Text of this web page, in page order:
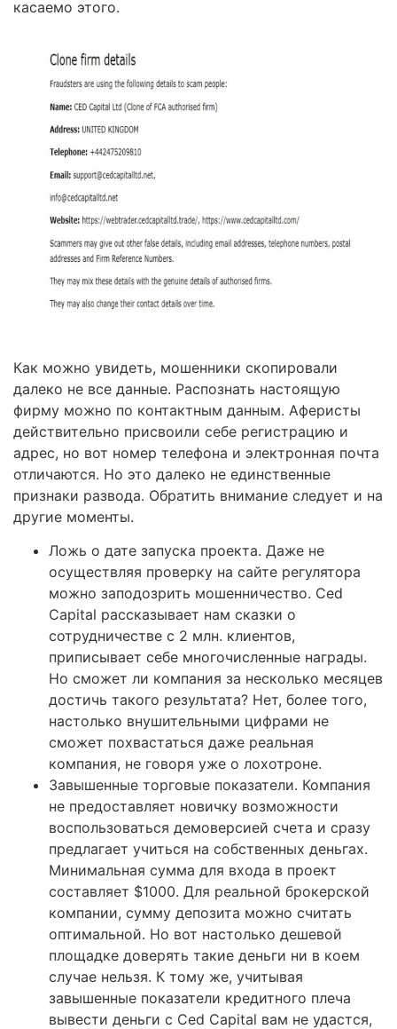
касаемо этого.
Как можно увидеть, мошенники скопировали
далеко не все данные. Распознать настоящую
фирму можно по контактным данным. Аферисты
действительно присвоили себе регистрацию и
адрес, но вот номер телефона и электронная почта
отличаются. Но это далеко не единственные
признаки развода. Обратить внимание следует и на
другие моменты.
Ложь о дате запуска проекта. Даже не
осуществляя проверку на сайте регулятора
можно заподозрить мошенничество. Ced
Capital рассказывает нам сказки о
сотрудничестве с 2 млн. клиентов,
приписывает себе многочисленные награды.
Но сможет ли компания за несколько месяцев
достичь такого результата? Нет, более того,
настолько внушительными цифрами не
сможет похвастаться даже реальная
компания, не говоря уже о лохотроне.
Завышенные торговые показатели. Компания
не предоставляет новичку возможности
воспользоваться демоверсией счета и сразу
предлагает учиться на собственных деньгах.
Минимальная сумма для входа в проект
составляет $1000. Для реальной брокерской
компании, сумму депозита можно считать
оптимальной. Но вот настолько дешевой
площадке доверять такие деньги ни в коем
случае нельзя. К тому же, учитывая
завышенные показатели кредитного плеча
вывести деньги с Ced Capital вам не удастся,